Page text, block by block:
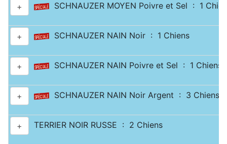
+ SCHNAUZER MOYEN Poivre et Sel : 1
+ SCHNAUZER NAIN Noir : 1 Chiens
+ SCHNAUZER NAIN Poivre et Sel : 1 Chiens
+ SCHNAUZER NAIN Noir Argent : 3 Chiens
+ TERRIER NOIR RUSSE : 2 Chiens